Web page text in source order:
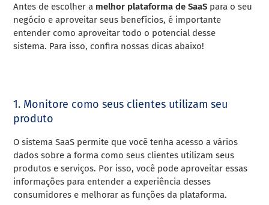
Antes de escolher a melhor plataforma de SaaS para o seu
negócio e aproveitar seus benefícios, é importante
entender como aproveitar todo o potencial desse
sistema. Para isso, confira nossas dicas abaixo!
1. Monitore como seus clientes utilizam seu
produto
O sistema SaaS permite que você tenha acesso a vários
dados sobre a forma como seus clientes utilizam seus
produtos e serviços. Por isso, você pode aproveitar essas
informações para entender a experiência desses
consumidores e melhorar as funções da plataforma.